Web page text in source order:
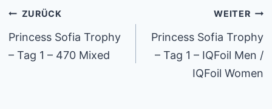
Beitragsnavigation
ZURÜCK
Princess Sofia Trophy
– Tag 1 – 470 Mixed
WEITER
Princess Sofia Trophy
– Tag 1 – IQFoil Men /
IQFoil Women